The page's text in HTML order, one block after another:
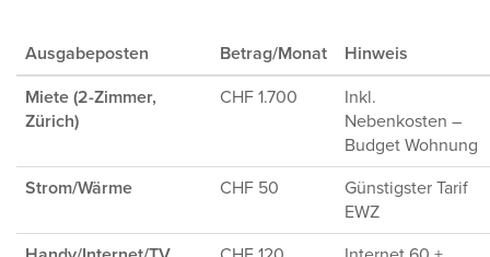
Ausgabeposten Betrag/Monat
Hinweis
Miete (2-Zimmer,
Zürich)
CHF 1.700
Inkl.
Nebenkosten –
Budget Wohnung
Strom/Wärme
CHF 50
Günstigster Tarif
EWZ